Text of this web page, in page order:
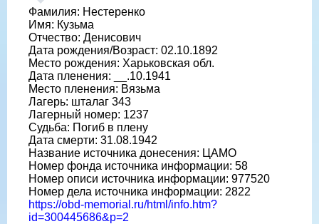
Фамилия: Нестеренко
Имя: Кузьма
Отчество: Денисович
Дата рождения/Возраст: 02.10.1892
Место рождения: Харьковская обл.
Дата пленения: __.10.1941
Место пленения: Вязьма
Лагерь: шталаг 343
Лагерный номер: 1237
Судьба: Погиб в плену
Дата смерти: 31.08.1942
Название источника донесения: ЦАМО
Номер фонда источника информации: 58
Номер описи источника информации: 977520
Номер дела источника информации: 2822
https://obd-memorial.ru/html/info.htm?
id=300445686&p=2